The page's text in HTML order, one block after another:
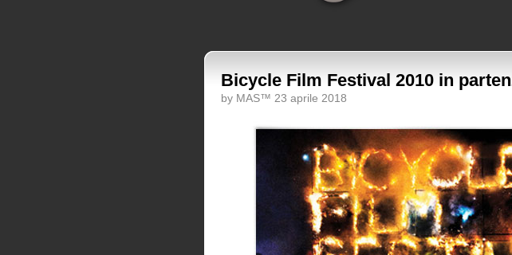
Bicycle Film Festival 2010 in
by MAS™ 23 aprile 2018